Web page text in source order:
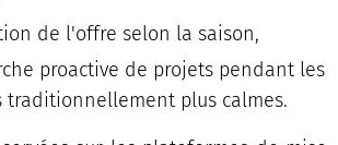
de l'offre selon la saison,
proactive de projets pendant les
traditionnellement plus calmes.